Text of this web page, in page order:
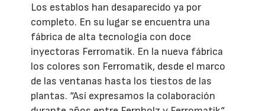
Los establos han desaparecido ya por
completo. En su lugar se encuentra una
fábrica de alta tecnología con doce
inyectoras Ferromatik. En la nueva fábrica
los colores son Ferromatik, desde el marco
de las ventanas hasta los tiestos de las
plantas. “Así expresamos la colaboración